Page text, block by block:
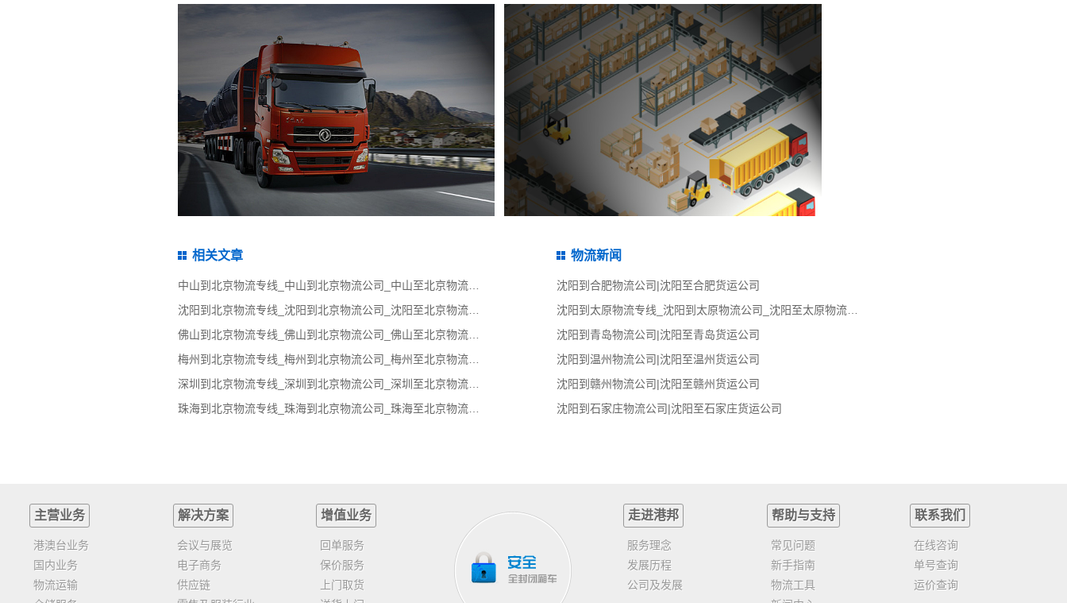
相关文章
中山到北京物流专线_中山到北京物流公司_中山至北京物流货运专线
沈阳到北京物流专线_沈阳到北京物流公司_沈阳至北京物流货运专线
佛山到北京物流专线_佛山到北京物流公司_佛山至北京物流货运专线
梅州到北京物流专线_梅州到北京物流公司_梅州至北京物流货运专线
深圳到北京物流专线_深圳到北京物流公司_深圳至北京物流货运专线
珠海到北京物流专线_珠海到北京物流公司_珠海至北京物流货运专线
物流新闻
沈阳到合肥物流公司|沈阳至合肥货运公司
沈阳到青岛物流公司|沈阳至青岛货运公司
沈阳到温州物流公司|沈阳至温州货运公司
沈阳到赣州物流公司|沈阳至赣州货运公司
沈阳到石家庄物流公司|沈阳至石家庄货运公司
主营业务
港澳台业务
国内业务
物流运输
解决方案
会议与展览
电子商务
供应链
增值业务
回单服务
保价服务
上门取货
走进港邦
服务理念
发展历程
公司及发展
帮助与支持
常见问题
新手指南
物流工具
联系我们
在线咨询
单号查询
运价查询